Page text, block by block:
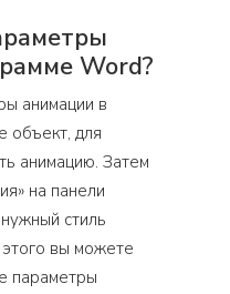
Word?
анимации в
объект, для
анимацию. Затем
на панели
стиль
этого вы можете
параметры